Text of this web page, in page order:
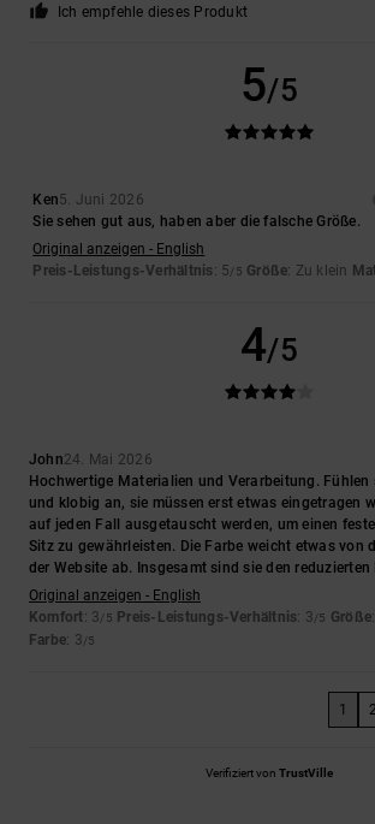
Ich empfehle dieses Produkt
5/5
Ken5. Juni 2026
Sie sehen gut aus, haben aber die falsche Größe.
Original anzeigen - English
Preis-Leistungs-Verhältnis: 5/5 Größe: Zu klein
4/5
John24. Mai 2026
Hochwertige Materialien und Verarbeitung.
und klobig an, sie müssen erst etwas eingetragen
auf jeden Fall ausgetauscht werden, um einen
Sitz zu gewährleisten. Die Farbe weicht etwas von
der Website ab. Insgesamt sind sie den reduzierten
Original anzeigen - English
Komfort: 3/5 Preis-Leistungs-Verhältnis: 3/5 Größe
Farbe: 3/5
1 2
Verifiziert von TrustVille